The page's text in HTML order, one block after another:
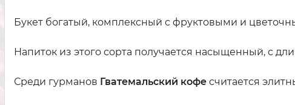
Букет богатый, комплексный с фруктовыми и
Напиток из этого сорта получается насыщенный, с
Среди гурманов Гватемальский кофе считается